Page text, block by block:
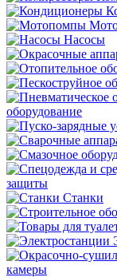
Насосы
оборудование
защиты
Станки
камеры